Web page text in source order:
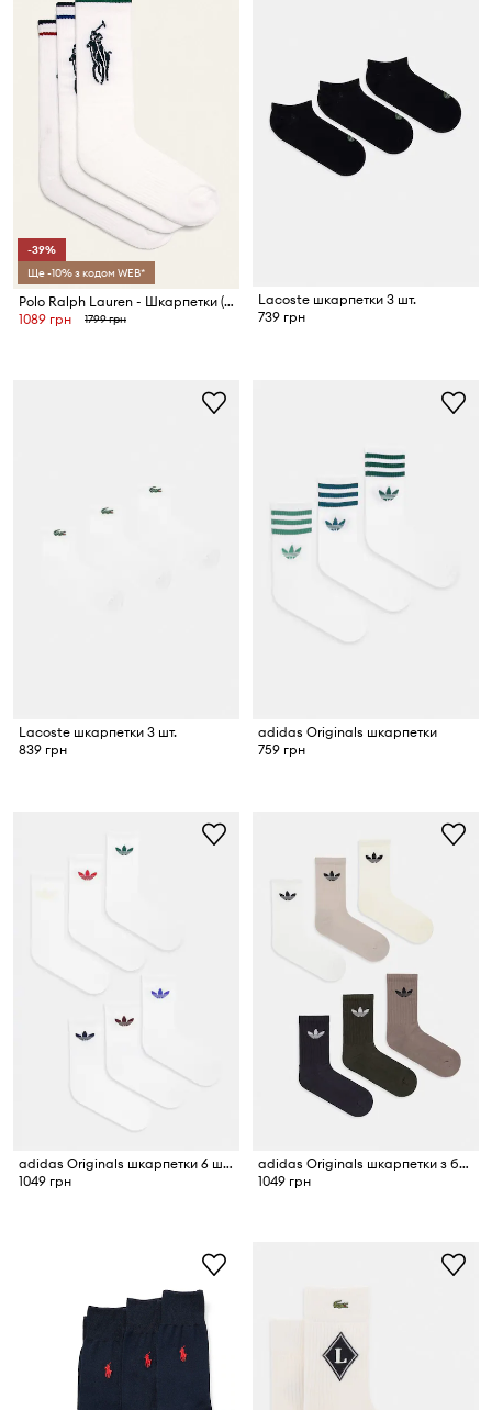
-39%
Ще -10% з кодом WEB*
Polo Ralph Lauren - Шкарпетки (3-pack)
1089 грн
1799 грн
Lacoste шкарпетки 3 шт.
739 грн
Lacoste шкарпетки 3 шт.
839 грн
adidas Originals шкарпетки
759 грн
adidas Originals шкарпетки 6 шт.
1049 грн
adidas Originals шкарпетки з бавовною 6 шт.
1049 грн